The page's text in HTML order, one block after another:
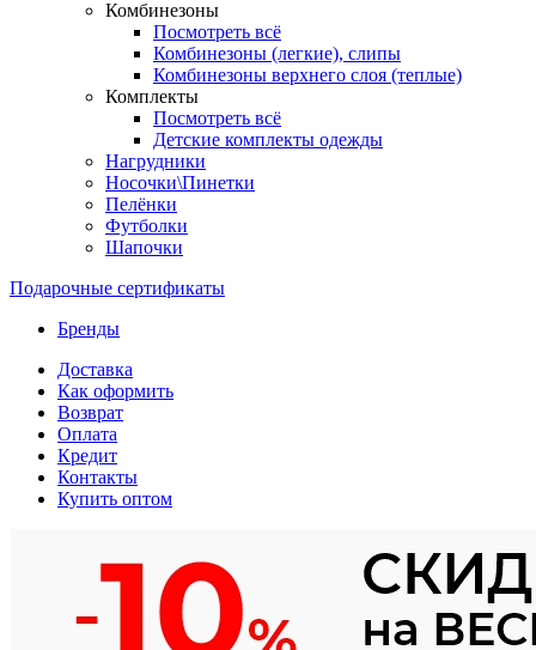
Комбинезоны
Посмотреть всё
Комбинезоны (легкие), слипы
Комбинезоны верхнего слоя (теплые)
Комплекты
Посмотреть всё
Детские комплекты одежды
Нагрудники
Носочки\Пинетки
Пелёнки
Футболки
Шапочки
Подарочные сертификаты
Бренды
Доставка
Как оформить
Возврат
Оплата
Кредит
Контакты
Купить оптом